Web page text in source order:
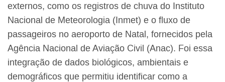
externos, como os registros de chuva do Instituto
Nacional de Meteorologia (Inmet) e o fluxo de
passageiros no aeroporto de Natal, fornecidos pela
Agência Nacional de Aviação Civil (Anac). Foi essa
integração de dados biológicos, ambientais e
demográficos que permitiu identificar como a